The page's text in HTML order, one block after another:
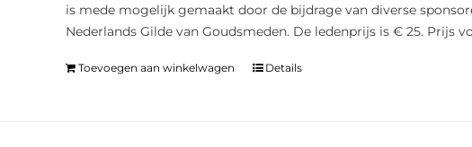
is mede mogelijk gemaakt door de bijdrage van diverse
Nederlands Gilde van Goudsmeden. De ledenprijs is € 25. Prijs
Toevoegen aan winkelwagen Details